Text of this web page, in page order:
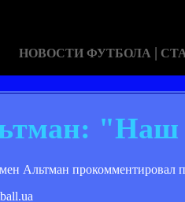
НОВОСТИ ФУТБОЛА |
"Наш
Альтман прокомментировал